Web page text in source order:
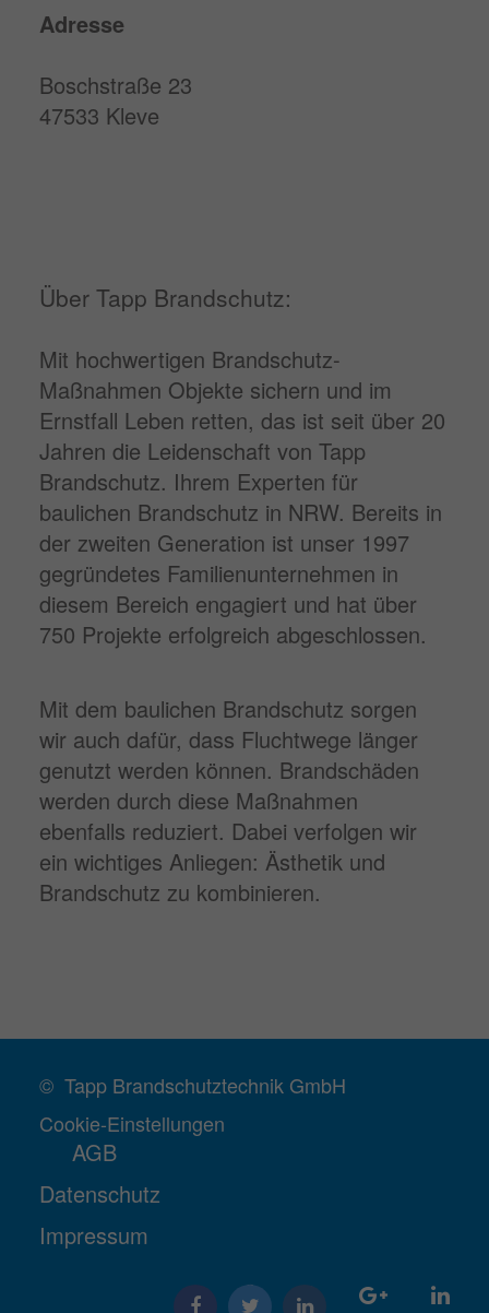
Adresse
Boschstraße 23
47533 Kleve
Über Tapp Brandschutz:
Mit hochwertigen Brandschutz-
Maßnahmen Objekte sichern und im
Ernstfall Leben retten, das ist seit über 20
Jahren die Leidenschaft von Tapp
Brandschutz. Ihrem Experten für
baulichen Brandschutz in NRW. Bereits in
der zweiten Generation ist unser 1997
gegründetes Familienunternehmen in
diesem Bereich engagiert und hat über
750 Projekte erfolgreich abgeschlossen.
Mit dem baulichen Brandschutz sorgen
wir auch dafür, dass Fluchtwege länger
genutzt werden können. Brandschäden
werden durch diese Maßnahmen
ebenfalls reduziert. Dabei verfolgen wir
ein wichtiges Anliegen: Ästhetik und
Brandschutz zu kombinieren.
© Tapp Brandschutztechnik GmbH
Cookie-Einstellungen
AGB
Datenschutz
Impressum